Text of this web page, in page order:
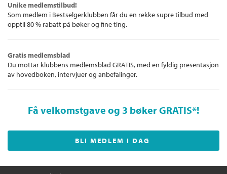
Unike medlemstilbud!
Som medlem i Bestselgerklubben får du en rekke supre tilbud med
opptil 80 % rabatt på bøker og fine ting.
Gratis medlemsblad
Du mottar klubbens medlemsblad GRATIS, med en fyldig presentasjon
av hovedboken, intervjuer og anbefalinger.
Få velkomstgave og 3 bøker GRATIS*!
BLI MEDLEM I DAG